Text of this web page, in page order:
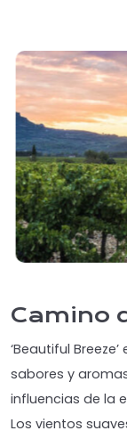
Camino
‘Beautiful
sabores y
influencias de la
Los vientos